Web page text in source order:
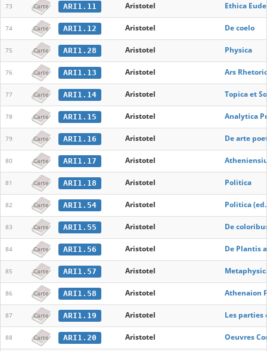
73 Carte ARI1.11 Aristotel Ethica
74 Carte ARI1.12 Aristotel De coelo
75 Carte ARI1.28 Aristotel Physica
76 Carte ARI1.13 Aristotel Ars
77 Carte ARI1.14 Aristotel Topica et
78 Carte ARI1.15 Aristotel Analytica
79 Carte ARI1.16 Aristotel De arte
80 Carte ARI1.17 Aristotel
81 Carte ARI1.18 Aristotel Politica
82 Carte ARI1.54 Aristotel Politica
83 Carte ARI1.55 Aristotel De
84 Carte ARI1.56 Aristotel De Plantis
85 Carte ARI1.57 Aristotel
86 Carte ARI1.58 Aristotel Athenaion
87 Carte ARI1.19 Aristotel Les parties
88 Carte ARI1.20 Aristotel Oeuvres